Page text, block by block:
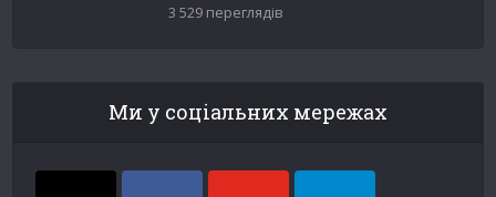
3 529 переглядів
Ми у соціальних мережах